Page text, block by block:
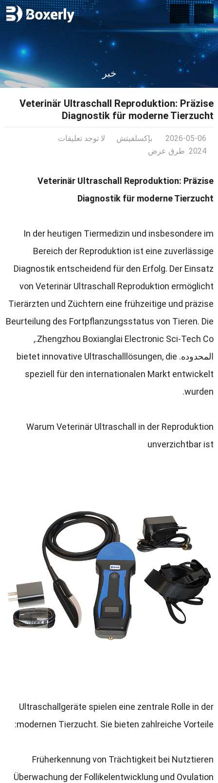
خبر
Veterinär Ultraschall Reproduktion: Präzise
Diagnostik für moderne Tierzucht
2026-05-06 بإكسلفيتش
لا توجد تعليقات
2024 طرق عرض
Veterinär Ultraschall Reproduktion: Präzise
Diagnostik für moderne Tierzucht
In der heutigen Tiermedizin und insbesondere im
Bereich der Reproduktion ist eine zuverlässige
Diagnostik entscheidend für den Erfolg. Der Einsatz
von Veterinär Ultraschall Reproduktion ermöglicht
Tierärzten und Züchtern eine frühzeitige und präzise
Beurteilung des Fortpflanzungsstatus von Tieren. Die
Zhengzhou Boxianglai Electronic Sci-Tech Co.
,
المحدوده.
bietet innovative Ultraschalllösungen, die
speziell für den internationalen Markt entwickelt
wurden
.
Warum Veterinär Ultraschall in der Reproduktion
unverzichtbar ist
Ultraschallgeräte spielen eine zentrale Rolle in der
modernen Tierzucht. Sie bieten zahlreiche Vorteile
:
Früherkennung von Trächtigkeit bei Nutztieren
Überwachung der Follikelentwicklung und Ovulation